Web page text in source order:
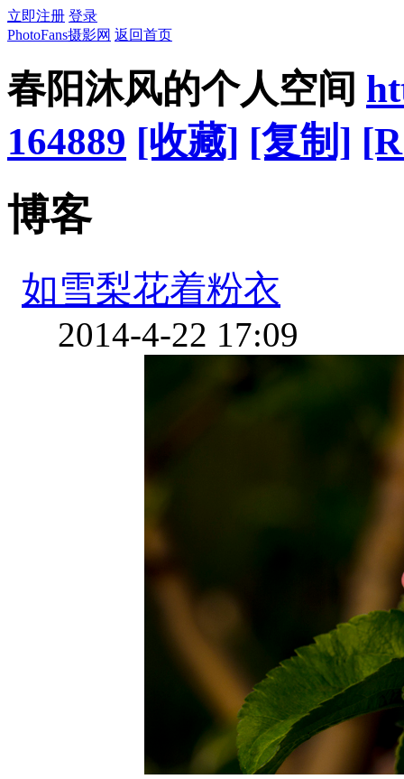
立即注册 登录
PhotoFans摄影网 返回首页
春阳沐风的个人空间
164889 [收藏] [复制]
博客
如雪梨花着粉衣
2014-4-22 17:09